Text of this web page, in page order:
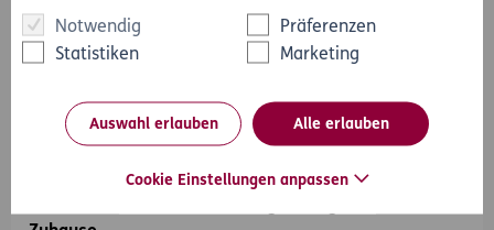
Notwendig
Präferenzen
Statistiken
Marketing
Auswahl erlauben Alle erlauben
Cookie Einstellungen anpassen
#Wohnung #Haus #Nachhaltigkeit #Umwelt